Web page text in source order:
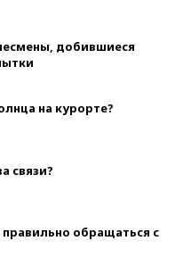
добившиеся
на курорте?
связи?
правильно обращаться с